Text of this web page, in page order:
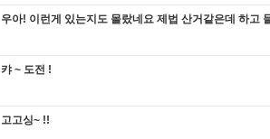
우아! 이런게 있는지도 몰랐네요 제법 산거같은데 하고
캬 ~ 도전 !
고고싱~ !!